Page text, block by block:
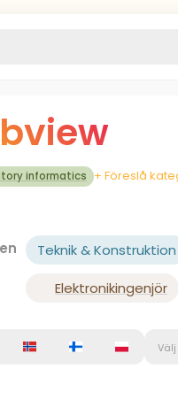
informatics + Föreslå
Teknik & Konstruktion
Elektronikingenjör